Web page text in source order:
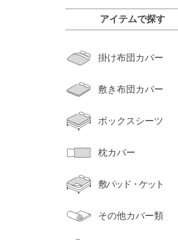
アイテムで探す
掛け布団カバー
敷き布団カバー
ボックスシーツ
枕カバー
敷パッド・ケット
その他カバー類